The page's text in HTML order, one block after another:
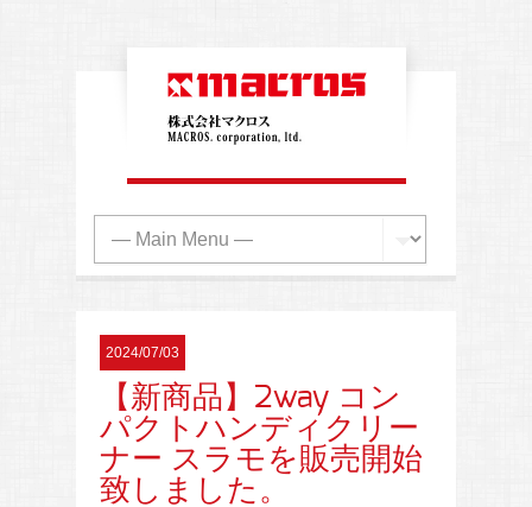
2024/07/03
【新商品】2way コン
パクトハンディクリー
ナー スラモを販売開始
致しました。